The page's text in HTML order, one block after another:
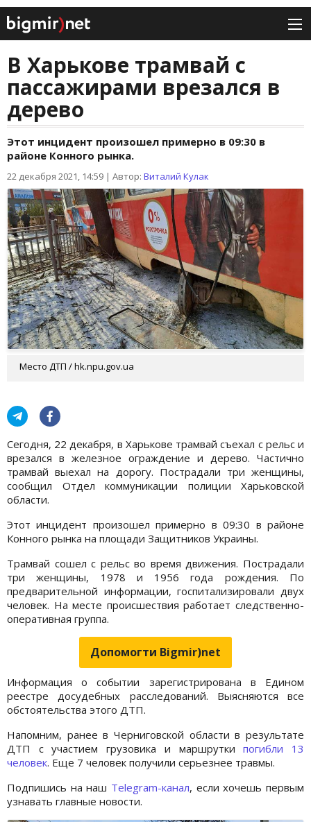
В Харькове трамвай с
пассажирами врезался в
дерево
Этот инцидент произошел примерно в 09:30 в
районе Конного рынка.
22 декабря 2021, 14:59 | Автор: Виталий Кулак
Место ДТП / hk.npu.gov.ua
Сегодня, 22 декабря, в Харькове трамвай съехал с рельс и
врезался в железное ограждение и дерево. Частично
трамвай выехал на дорогу. Пострадали три женщины,
сообщил Отдел коммуникации полиции Харьковской
области.
Этот инцидент произошел примерно в 09:30 в районе
Конного рынка на площади Защитников Украины.
Трамвай сошел с рельс во время движения. Пострадали
три женщины, 1978 и 1956 года рождения. По
предварительной информации, госпитализировали двух
человек. На месте происшествия работает следственно-
оперативная группа.
Допомогти Bigmir)net
Информация о событии зарегистрирована в Едином
реестре досудебных расследований. Выясняются все
обстоятельства этого ДТП.
Напомним, ранее в Черниговской области в результате
ДТП с участием грузовика и маршруткипогибли 13
человек. Еще 7 человек получили серьезнее травмы.
Подпишись на наш Telegram-канал, если хочешь первым
узнавать главные новости.